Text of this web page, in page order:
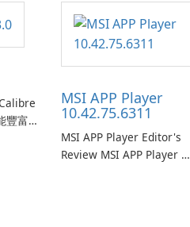
豐富
MSI APP Player
10.42.75.6311
MSI APP Player Editor's
Review MSI APP Player is